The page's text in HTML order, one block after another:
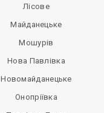
Лісове
Майданецьке
Мошурів
Нова Павлівка
Новомайданецьке
Онопріївка